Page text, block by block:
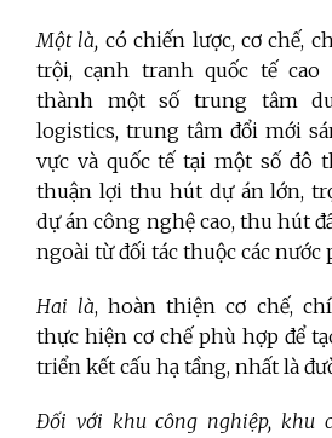
Một là, có chiến lược, cơ chế,
trội, cạnh tranh quốc tế
thành một số trung tâm
logistics, trung tâm đổi mới
vực và quốc tế tại một số đô
thuận lợi thu hút dự án lớn,
dự án công nghệ cao, thu hút
ngoài từ đối tác thuộc các nước
Hai là, hoàn thiện cơ chế,
thực hiện cơ chế phù hợp để
triển kết cấu hạ tầng, nhất là
Đối với khu công nghiệp, khu